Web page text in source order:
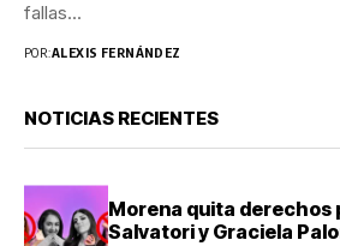
fallas...
POR:ALEXIS FERNÁNDEZ
NOTICIAS RECIENTES
Morena quita derechos
Salvatori y Graciela